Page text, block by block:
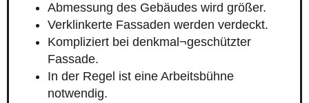
Abmessung des Gebäudes wird größer.
Verklinkerte Fassaden werden verdeckt.
Kompliziert bei denkmal¬geschützter
Fassade.
In der Regel ist eine Arbeitsbühne
notwendig.